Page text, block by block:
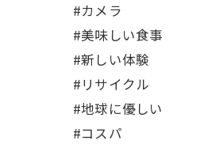
#カメラ
#美味しい食事
#新しい体験
#リサイクル
#地球に優しい
#コスパ